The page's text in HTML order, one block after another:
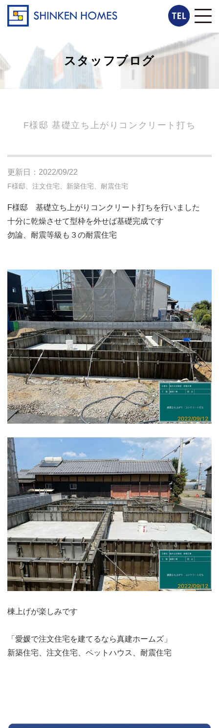
スタッフブログ
F様邸 基礎立ち上がりコンクリート打ち
更新日：2022/09/22
F様邸、注文住宅、新築住宅、耐震住宅
F様邸 基礎立ち上がりコンクリート打ちを行いました
十分に乾燥させて型枠を外せば基礎完成です
勿論、耐震等級も３の耐震住宅
棟上げが楽しみです
「愛媛で注文住宅を建てるなら真建ホームズ」
新築住宅、注文住宅、ペットハウス、耐震住宅